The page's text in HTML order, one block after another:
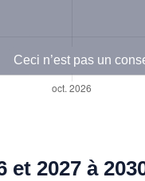
Ceci n’est pas un
2027 à